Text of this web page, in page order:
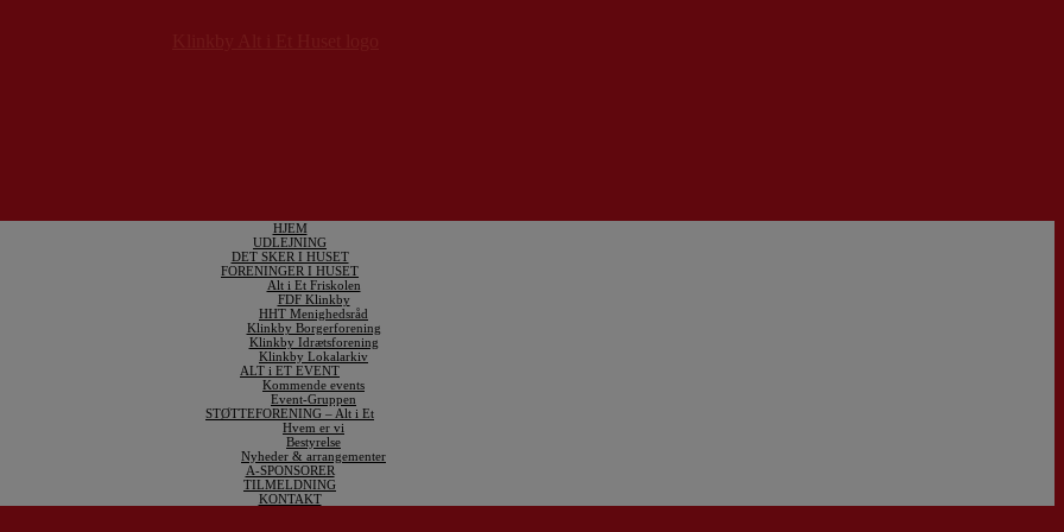
HJEM
UDLEJNING
DET SKER I HUSET
FORENINGER I HUSET
Alt i Et Friskolen
FDF Klinkby
HHT Menighedsråd
Klinkby Borgerforening
Klinkby Idrætsforening
Klinkby Lokalarkiv
ALT i ET EVENT
Kommende events
Event-Gruppen
STØTTEFORENING – Alt i Et
Hvem er vi
Bestyrelse
Nyheder & arrangementer
A-SPONSORER
TILMELDNING
KONTAKT